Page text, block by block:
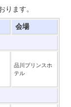
ります。
会場
品川プリンスホ
テル